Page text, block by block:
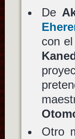
De
con
Otro